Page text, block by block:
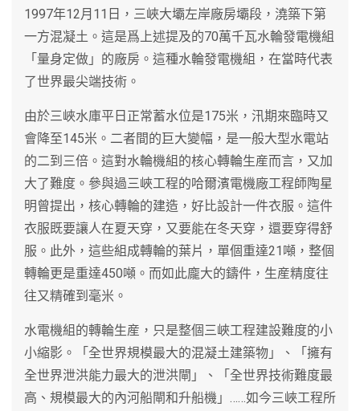
1997年12月11日，三峽大壩左岸廠房壩段，澆築下第
一方混凝土。這是爲上述提及的70萬千瓦水輪發電機組
「量身定做」的廠房。這種水輪發電機組，在當時代表
了世界最尖端技術。
由於三峽水庫平日正常蓄水位是175米，汛期來臨時又
會降至145米。二者間的巨大變幅，是一般大型水電站
的二到三倍。這對水輪機組的核心轉輪生産而言，又加
大了難度。參與過三峽工程的哈爾濱電機廠工程師陶星
明曾提出，核心轉輪的建造，好比設計一件衣服。這件
衣服既要讓人在夏天穿，又要能在冬天穿，還要穿得舒
服。此外，這些組成轉輪的葉片，單個重達21噸，整個
轉輪更是重達450噸。而如此龐大的鑄件，生産精度往
往又精確到毫米。
水電機組的轉輪生産，只是整個三峽工程建設難度的小
小縮影。「全世界規模最大的混凝土建築物」、「擁有
全世界泄洪能力最大的泄洪閘」、「全世界技術難度最
高、規模最大的內河船閘和升船機」……如今三峽工程所